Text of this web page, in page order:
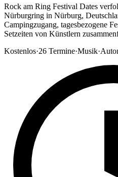
Rock am Ring Festival Dates
Nürburgring in Nürburg,
Campingzugang, tagesbezogene
Setzeiten von Künstlern
Kostenlos·26 Termine·Musik·